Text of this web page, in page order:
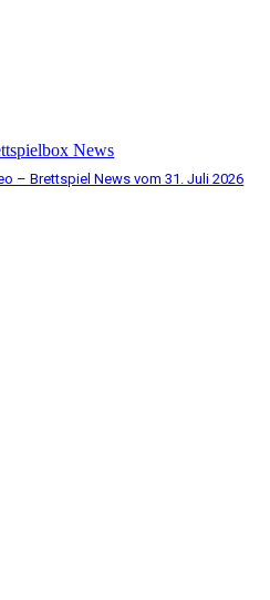
News
– Brettspiel News vom 31. Juli 2026